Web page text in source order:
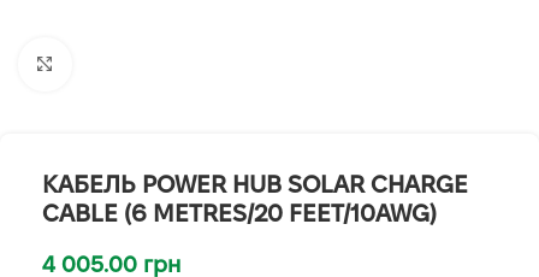
КАБЕЛЬ POWER HUB SOLAR CHARGE
CABLE (6 METRES/20 FEET/10AWG)
4 005.00 грн